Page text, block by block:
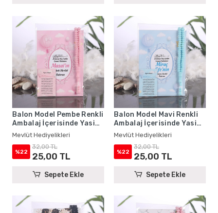
Balon Model Pembe Renkli
Ambalaj İçerisinde Yasin
Kitabı, Magnet ve Tesbih -
Mevlüt Hediyelikleri
Mevlüt Hediyelikleri
%22
32,00 TL
25,00 TL
Sepete Ekle
Balon Model Mavi Renkli
Ambalaj İçerisinde Yasin
Kitabı, Magnet ve Tesbih -
Mevlüt Hediyelikleri
Mevlüt Hediyelikleri
%22
32,00 TL
25,00 TL
Sepete Ekle